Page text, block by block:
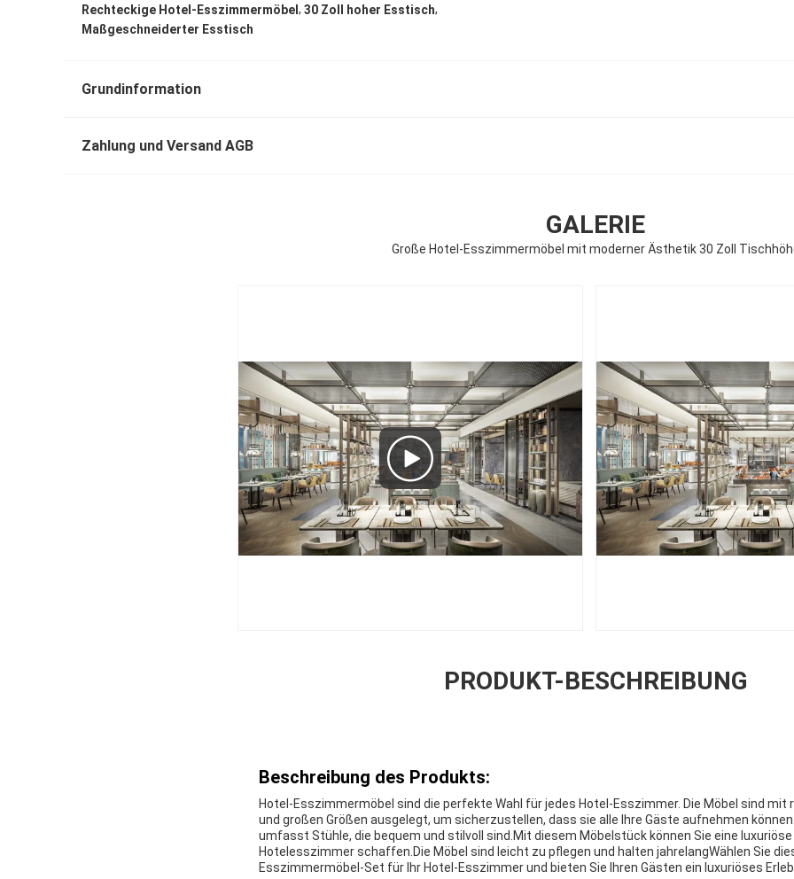
Rechteckige Hotel-Esszimmermöbel , 30 Zoll hoher Esstisch,
Maßgeschneiderter Esstisch
Grundinformation
Zahlung und Versand AGB
GALERIE
Große Hotel-Esszimmermöbel mit moderner Ästhetik 30 Zoll
PRODUKT-BESCHREIBUNG
Beschreibung des Produkts:
Hotel-Esszimmermöbel sind die perfekte Wahl für jedes Hotel-Esszimmer. Die Möbel sind mit
und großen Größen ausgelegt, um sicherzustellen, dass sie alle Ihre Gäste aufnehmen
umfasst Stühle, die bequem und stilvoll sind.Mit diesem Möbelstück können Sie eine
Hotelesszimmer schaffen.Die Möbel sind leicht zu pflegen und halten jahrelangWählen Sie
Esszimmermöbel-Set für Ihr Hotel-Esszimmer und bieten Sie Ihren Gästen ein luxuriöses